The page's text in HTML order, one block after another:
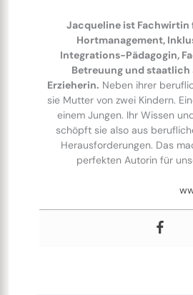
Jacqueline ist Fachwirtin
Hortmanagement,
Integrations-Pädagogin,
Betreuung und
Erzieherin. Neben ihrer
sie Mutter von zwei Kindern.
einem Jungen. Ihr Wissen
schöpft sie also aus
Herausforderungen. Das
perfekten Autorin für